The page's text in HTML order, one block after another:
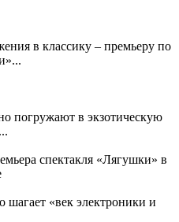
в классику – премьеру по
погружают в экзотическую
спектакля «Лягушки» в
шагает «век электроники и